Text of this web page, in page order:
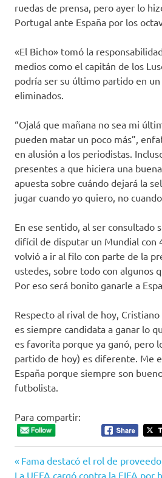
ruedas de prensa, pero ayer lo
Portugal ante España por los
«El Bicho» tomó la
medios como el capitán de los
podría ser su último partido en
eliminados.
“Ojalá que mañana no sea mi
pueden matar un poco más”,
en alusión a los periodistas.
presentes a que hiciera una
apuesta sobre cuándo dejará la
jugar cuando yo quiero, no
En ese sentido, al ser consultado
difícil de disputar un Mundial con
volvió a ir al filo con parte de la
ustedes, sobre todo con algunos
Por eso será bonito ganarle a
Respecto al rival de hoy,
es siempre candidata a ganar lo
es favorita porque ya ganó, pero
partido de hoy) es diferente. Me
España porque siempre son
futbolista.
Para compartir:
Navegación
Entrada
anterior:
Fama destacó el rol de
Siguiente
La UEFA cargó contra la FIFA por